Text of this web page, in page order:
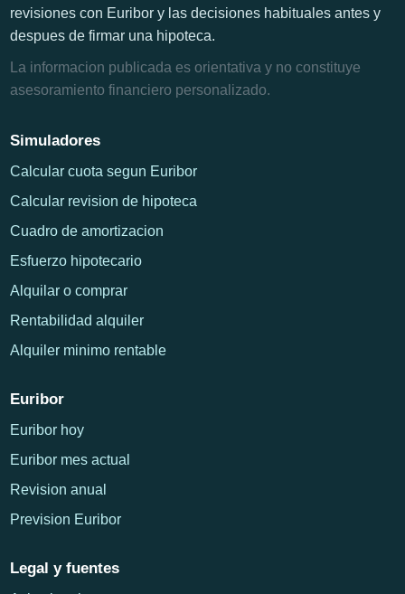
revisiones con Euribor y las decisiones habituales antes y
despues de firmar una hipoteca.
La informacion publicada es orientativa y no constituye
asesoramiento financiero personalizado.
Simuladores
Calcular cuota segun Euribor
Calcular revision de hipoteca
Cuadro de amortizacion
Esfuerzo hipotecario
Alquilar o comprar
Rentabilidad alquiler
Alquiler minimo rentable
Euribor
Euribor hoy
Euribor mes actual
Revision anual
Prevision Euribor
Legal y fuentes